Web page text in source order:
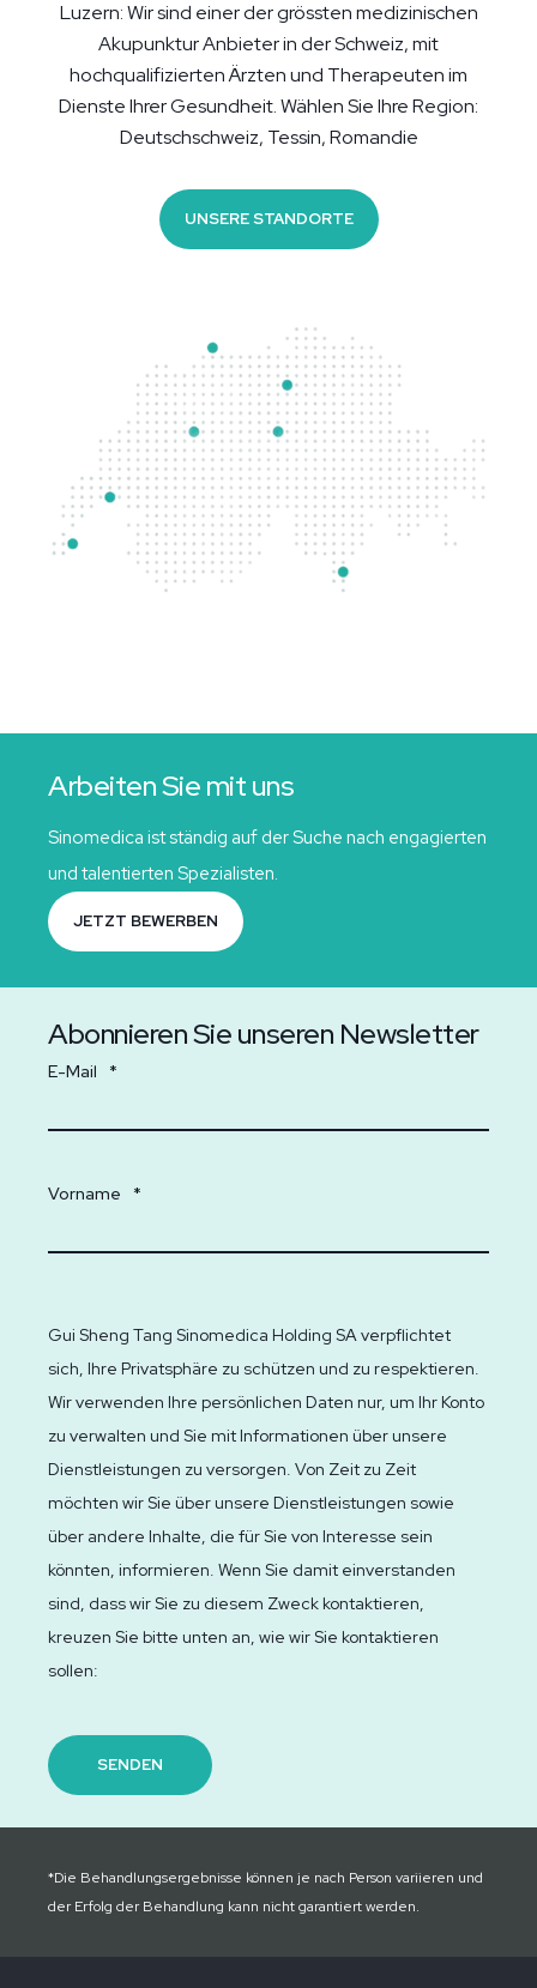
Luzern: Wir sind einer der grössten medizinischen
Akupunktur Anbieter in der Schweiz, mit
hochqualifizierten Ärzten und Therapeuten im
Dienste Ihrer Gesundheit. Wählen Sie Ihre Region:
Deutschschweiz, Tessin, Romandie
UNSERE STANDORTE
Arbeiten Sie mit uns
Sinomedica ist ständig auf der Suche nach engagierten
und talentierten Spezialisten.
JETZT BEWERBEN
Abonnieren Sie unseren Newsletter
E-Mail *
Vorname *
Gui Sheng Tang Sinomedica Holding SA verpflichtet
sich, Ihre Privatsphäre zu schützen und zu respektieren.
Wir verwenden Ihre persönlichen Daten nur, um Ihr Konto
zu verwalten und Sie mit Informationen über unsere
Dienstleistungen zu versorgen. Von Zeit zu Zeit
möchten wir Sie über unsere Dienstleistungen sowie
über andere Inhalte, die für Sie von Interesse sein
könnten, informieren. Wenn Sie damit einverstanden
sind, dass wir Sie zu diesem Zweck kontaktieren,
kreuzen Sie bitte unten an, wie wir Sie kontaktieren
sollen:
*Die Behandlungsergebnisse können je nach Person variieren und
der Erfolg der Behandlung kann nicht garantiert werden.